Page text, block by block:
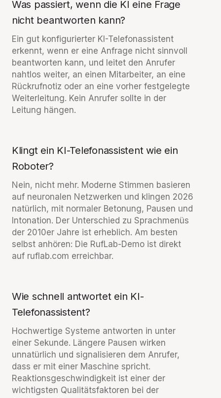
Was passiert, wenn die KI eine Frage
nicht beantworten kann?
Ein gut konfigurierter KI-Telefonassistent
erkennt, wenn er eine Anfrage nicht sinnvoll
beantworten kann, und leitet den Anrufer
nahtlos weiter, an einen Mitarbeiter, an eine
Rückrufnotiz oder an eine vorher festgelegte
Weiterleitung. Kein Anrufer sollte in der
Leitung hängen.
Klingt ein KI-Telefonassistent wie ein
Roboter?
Nein, nicht mehr. Moderne Stimmen basieren
auf neuronalen Netzwerken und klingen 2026
natürlich, mit normaler Betonung, Pausen und
Intonation. Der Unterschied zu Sprachmenüs
der 2010er Jahre ist erheblich. Am besten
selbst anhören: Die RufLab-Demo ist direkt
auf ruflab.com erreichbar.
Wie schnell antwortet ein KI-
Telefonassistent?
Hochwertige Systeme antworten in unter
einer Sekunde. Längere Pausen wirken
unnatürlich und signalisieren dem Anrufer,
dass er mit einer Maschine spricht.
Reaktionsgeschwindigkeit ist einer der
wichtigsten Qualitätsfaktoren bei der